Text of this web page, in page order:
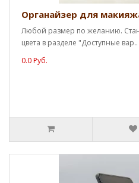
Органайзер для
Любой размер по желанию.
цвета в разделе "Доступные вар..
0.0 Руб.